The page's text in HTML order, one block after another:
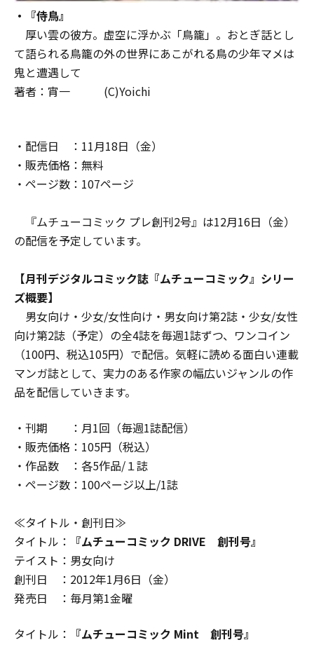
・『侍鳥』
厚い雲の彼方。虚空に浮かぶ「鳥籠」。おとぎ話とし
て語られる鳥籠の外の世界にあこがれる鳥の少年マメは
鬼と遭遇して――
著者：宵一 (C)Yoichi
・配信日 ：11月18日（金）
・販売価格：無料
・ページ数：107ページ
『ムチューコミック プレ創刊2号』は12月16日（金）
の配信を予定しています。
【月刊デジタルコミック誌『ムチューコミック』シリー
ズ概要】
男女向け・少女/女性向け・男女向け第2誌・少女/女性
向け第2誌（予定）の全4誌を毎週1誌ずつ、ワンコイン
（100円、税込105円）で配信。気軽に読める面白い連載
マンガ誌として、実力のある作家の幅広いジャンルの作
品を配信していきます。
・刊期 ：月1回（毎週1誌配信）
・販売価格：105円（税込）
・作品数 ：各5作品/１誌
・ページ数：100ページ以上/1誌
≪タイトル・創刊日≫
タイトル：
『ムチューコミック DRIVE 創刊号』
テイスト：男女向け
創刊日 ：2012年1月6日（金）
発売日 ：毎月第1金曜
タイトル：
『ムチューコミック Mint 創刊号』